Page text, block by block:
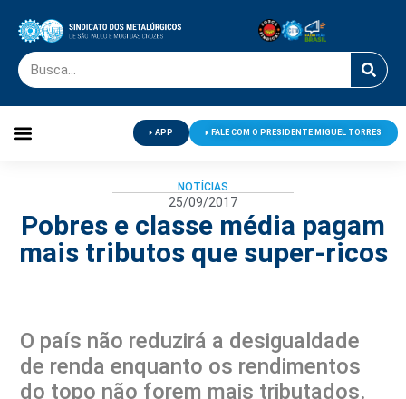
APP FALE COM O PRESIDENTE MIGUEL TORRES
NOTÍCIAS
25/09/2017
Pobres e classe média pagam
mais tributos que super-ricos
O país não reduzirá a desigualdade
de renda enquanto os rendimentos
do topo não forem mais tributados.